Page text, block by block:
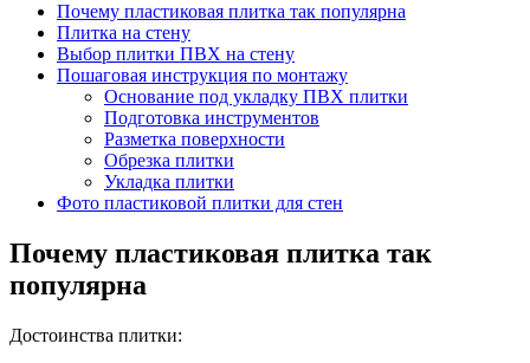
Почему пластиковая плитка так популярна
Плитка на стену
Выбор плитки ПВХ на стену
Пошаговая инструкция по монтажу
Основание под укладку ПВХ плитки
Подготовка инструментов
Разметка поверхности
Обрезка плитки
Укладка плитки
Фото пластиковой плитки для стен
Почему пластиковая плитка так
популярна
Достоинства плитки: